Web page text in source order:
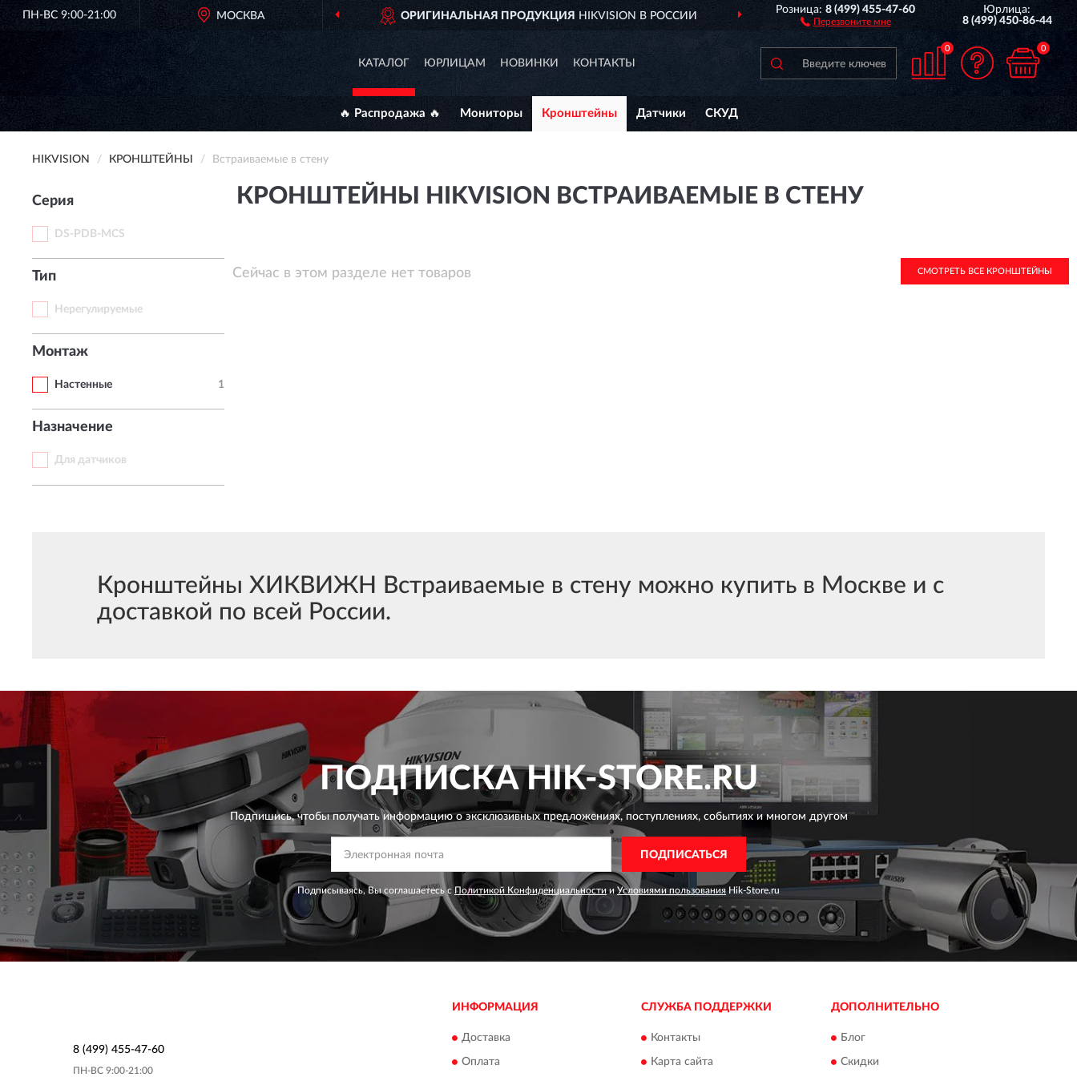
ПН-ВС 9:00-21:00 МОСКВА ОРИГИНАЛЬНАЯ ПРОДУКЦИЯ HIKVISION В РОССИИ ДОСТАВИМ ПО ВСЕЙ РОССИИ
Розница:8 (499) 455-47-60
Перезвоните мне
Юрлица:
8 (499) 450-86-44
КАТАЛОГ ЮРЛИЦАМ НОВИНКИ КОНТАКТЫ
0 0
🔥 Распродажа 🔥 Мониторы Кронштейны Датчики СКУД
HIKVISION КРОНШТЕЙНЫ Встраиваемые в стену
Серия
DS-PDB-MCS
Тип
Нерегулируемые
Монтаж
Настенные 1
Назначение
Для датчиков
КРОНШТЕЙНЫ HIKVISION ВСТРАИВАЕМЫЕ В СТЕНУ
Сейчас в этом разделе нет товаров СМОТРЕТЬ ВСЕ КРОНШТЕЙНЫ
Кронштейны ХИКВИЖН Встраиваемые в стену можно купить в Москве и с
доставкой по всей России.
ПОДПИСКАHIK-STORE.RU
Подпишись, чтобы получать информацию о эксклюзивных предложениях,поступлениях, событиях и многом другом
ПОДПИСАТЬСЯ
Подписываясь, Вы соглашаетесь с Политикой Конфиденциальности иУсловиями пользованияHik-Store.ru
8 (499) 455-47-60
ПН-ВС 9:00-21:00
ИНФОРМАЦИЯ
Доставка
Оплата
СЛУЖБА ПОДДЕРЖКИ
Контакты
Карта сайта
ДОПОЛНИТЕЛЬНО
Блог
Скидки